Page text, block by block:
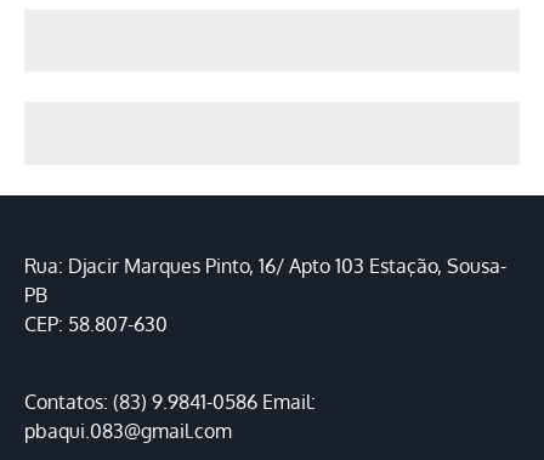
Rua: Djacir Marques Pinto, 16/ Apto 103 Estação, Sousa-
PB
CEP: 58.807-630
Contatos: (83) 9.9841-0586 Email:
pbaqui.083@gmail.com